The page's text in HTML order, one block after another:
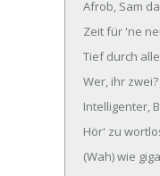
Afrob, Sam
Zeit für 'ne
Tief durch
Wer, ihr
Intelligenter,
Hör' zu
(Wah) wie